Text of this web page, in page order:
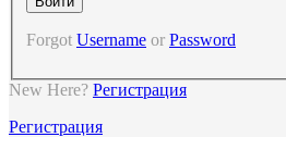
Forgot Username or Password
New Here? Регистрация
Регистрация